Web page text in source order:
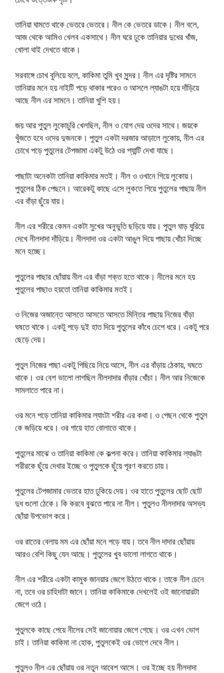
তানিয়া ঘামতে থাকে ভেতরে ভেতরে। নীল কে ভেতরে ডাকে। নীল বলে,
আজ থেকে আমিও খেলব একসাথে। নীল ঘরে ঢুকে তানিয়ার দুধের খাঁজ,
খোলা থাই দেখতে থাকে।
সরবাঙ্গে চোখ বুলিয়ে বলে, কাকিমা তুমি খুব সুন্দর। নীল এর দৃষ্টির সামনে
তানিয়ার মনে হয় নাইটি পড়ে থাকার পরেও ও আসলে ল্যাঙটা হয়ে দাঁড়িয়ে
আছে নীল এর সামনে। তানিয়া খুশি হয়।
জয় আর পুতুল লুকোচুরি খেলছিল, নীল ও যোগ দেয় ওদের সাথে। জয়কে
খুঁজতে হবে ওদের দুজনকে। পুতুল একটা দরজার আড়ালে লুকোয়, নীল এর
চোখে পড়ে পুতুলের টেপজামা একটু উঠে ওর প্যান্টি দেখা যাছে।
পাছাটা অনেকটা তানিয়া কাকিমার মতই। নীল ও ওখানে গিয়ে লুকোয়।
পুতুলের ঠিক পেছনে। আরেকটু কাছে এসে লুকতে গিয়ে পুতুলের পাছায় নীল
এর বাঁড়া ছুঁয়ে যায়।
নীল এর শরীরে কেমন একটা সুখের অনুভুতি ছড়িয়ে যায়। পুতুল ঘাড় ঘুরিয়ে
দেখে নীলদাদা দাঁড়িয়ে। নীলদাদা ওর একটা আঙুল দিয়ে পাছায় খোঁচা দিচ্ছে
মনে হচ্ছে।
পুতুলের পাছার ছোঁয়ায় নীল এর বাঁড়া শক্ত হতে থাকে। নীলের মনে হয়
পুতুলের পাছাও হয়তো তানিয়া কাকিমার মতই।
ও নিজের অজান্তে আসতে আসতে আসতে মিন্তির পাছায় নিজের বাঁড়া
ঘষতে থাকে। একটু পড়ে দুই হাত দিয়ে পুতুলের কাঁধে চেপে ধরে। একটু পরে
ছেড়ে দেয়।
পুতুল নিজের পাছা একটু পিছিয়ে নিয়ে আসে, নীল এর বাঁড়ায় ঠেকায়, ঘষতে
থাকে। ওর বেশ ভালো লাগছিল নীলদাদার বাঁড়ার খোঁচা। নীল আর নিজেকে
সামলাতে পারে না।
ওর মনে পড়ে তানিয়া কাকিমার ল্যাংটা শরীর এর কথা। ও পেছন থেকে পুতুল
কে জড়িয়ে ধরে। ওর গায়ে হাত বোলাতে থাকে।
পুতুলের মাঝে ও তানিয়া কাকিমা কে কল্পনা করে। তানিয়া কাকিমার ল্যাঙটা
শরীরকে ছুঁয়ে দেখার ইচ্ছে ও পুতুলকে ছুঁয়ে পূরণ করতে চায়।
পুতুলের টেপজামার ভেতরে হাত ঢুকিয়ে দেয়। ওর হাতে পুতুলের ছোট ছোট
দুধ গুলো ঠেকে। কি করবে বুঝতে পারে না নীল। পুতুলও নীলদাদার অসভ্য
ছোঁয়া উপভোগ করে।
ওর রাতের বেলায় মম এর ছোঁয়া মনে পড়ে যায়। তবে নীল দাদার ছোঁয়ায়
আরও বেশি কিছু যেন আছে। পুতুলের খুব ভালো লাগতে থাকে।
নীল এর শরীরে একটা কামুক জানয়ার জেগে উঠতে থাকে। তাকে নীল চেনে
না, তবে ওর চাহিদাটা জানে। তানিয়া কাকিমাকে দেখলেই ওই জানোয়ারটা
জেগে ওঠে।
পুতুলকে কাছে পেয়ে নীলের সেই জানোয়ার জেগে গেছে। ওর এখন ভোগ
চাই। তানিয়া কাকিমা না হোক, পুতুলকেই ওর ভোগে দেবে নীল।
পুতুলও নীল এর ছোঁয়ায় ওর নতুন আবেশ আসে। ওর ইচ্ছে হয় নীলদাদা